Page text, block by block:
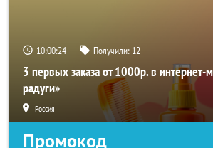
10:00:23 Получили: 12
3 первых заказа от 1000р. в интернет-
радуги»
Россия
Промокод